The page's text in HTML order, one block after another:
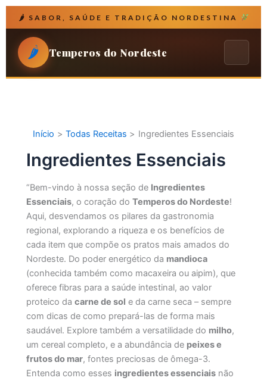
conteúdo
🌶 SABOR, SAÚDE E TRADIÇÃO NORDESTINA
🌶 Temperos do Nordeste
Conteúdo
🍽 Pratos Emblemáticos
Ingredientes Essenciais
Culinária & Saúde
Doçuras e Frutas
Origens & Tradições
Sobre Nós
🍽 VER RECEITAS
Início Todas Receitas Ingredientes Essenciais
Ingredientes Essenciais
“Bem-vindo à nossa seção de Ingredientes
Essenciais, o coração do Temperos do Nordeste!
Aqui, desvendamos os pilares da gastronomia
regional, explorando a riqueza e os benefícios de
cada item que compõe os pratos mais amados do
Nordeste. Do poder energético da mandioca
(conhecida também como macaxeira ou aipim), que
oferece fibras para a saúde intestinal, ao valor
proteico da carne de sol e da carne seca – sempre
com dicas de como prepará-las de forma mais
saudável. Explore também a versatilidade do milho,
um cereal completo, e a abundância de peixes e
frutos do mar, fontes preciosas de ômega-3.
Entenda como esses ingredientes essenciaisnão